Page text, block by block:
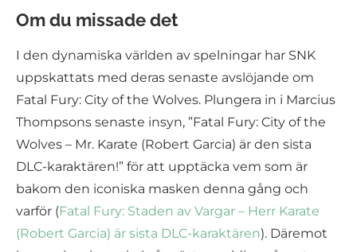
Om du missade det
I den dynamiska världen av spelningar har SNK
uppskattats med deras senaste avslöjande om
Fatal Fury: City of the Wolves. Plungera in i Marcius
Thompsons senaste insyn, ”Fatal Fury: City of the
Wolves – Mr. Karate (Robert Garcia) är den sista
DLC-karaktären!” för att upptäcka vem som är
bakom den iconiska masken denna gång och
varför (Fatal Fury: Staden av Vargar – Herr Karate
(Robert Garcia) är sista DLC-karaktären). Däremot